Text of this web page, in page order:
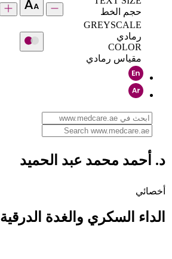
حجم الخط
GREYSCALE
رمادي
COLOR
مقياس رمادي
د. أحمد محمد عبد الحميد
أخصائي
الداء السكري والغدة الدرقية